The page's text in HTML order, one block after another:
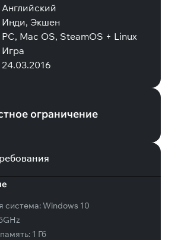
Английский
Инди, Экшен
PC, Mac OS, SteamOS + Linux
Игра
24.03.2016
ограничение
система:Windows 10
1 Гб